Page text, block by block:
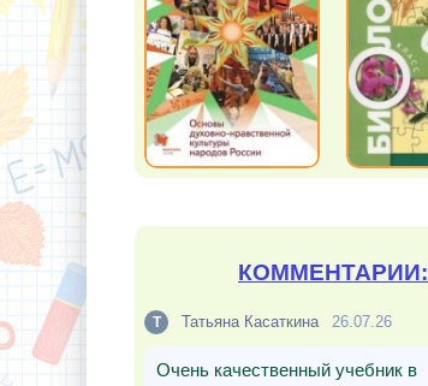
КОММЕНТАРИИ:
Т Татьяна Касаткина 26.07.26
Очень качественный учебник в